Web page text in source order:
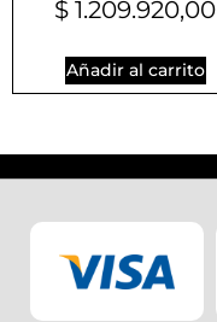
$ 1.209.920,00
Añadir al carrito